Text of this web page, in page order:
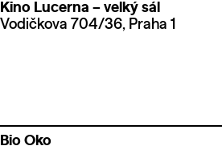
Kino Lucerna – velký sál
Vodičkova 704/36, Praha 1
Bio Oko